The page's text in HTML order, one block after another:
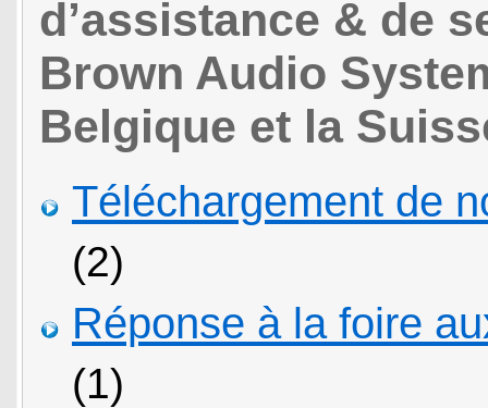
d’assistance & de
Brown Audio
Belgique et la
Téléchargement de
(2)
Réponse à la foire
(1)